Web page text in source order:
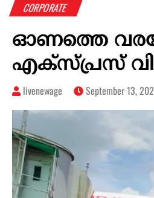
CORPORATE
ഓണത്തെ
എക്സ്പ്രസ്
livenewage September 13,